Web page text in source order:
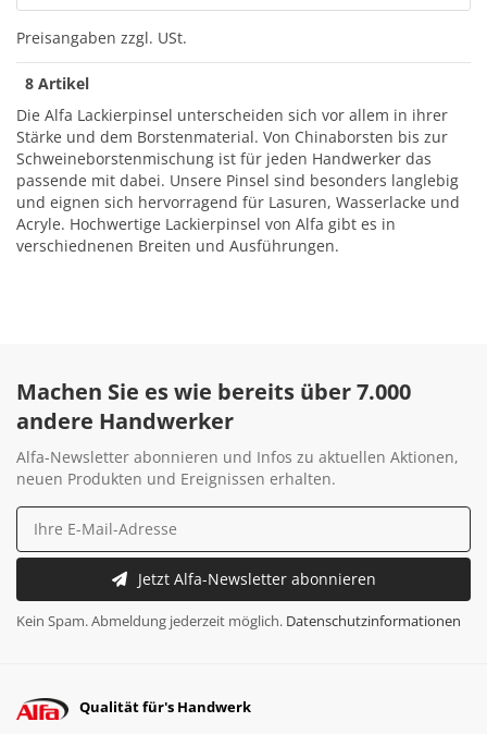
Preisangaben zzgl. USt.
8 Artikel
Die Alfa Lackierpinsel unterscheiden sich vor allem in ihrer
Stärke und dem Borstenmaterial. Von Chinaborsten bis zur
Schweineborstenmischung ist für jeden Handwerker das
passende mit dabei. Unsere Pinsel sind besonders langlebig
und eignen sich hervorragend für Lasuren, Wasserlacke und
Acryle. Hochwertige Lackierpinsel von Alfa gibt es in
verschiednenen Breiten und Ausführungen.
Machen Sie es wie bereits über 7.000
andere Handwerker
Alfa-Newsletter abonnieren und Infos zu aktuellen Aktionen,
neuen Produkten und Ereignissen erhalten.
Jetzt Alfa-Newsletter abonnieren
Kein Spam. Abmeldung jederzeit möglich. Datenschutzinformationen
Qualität für's Handwerk